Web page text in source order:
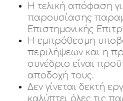
Η τελική απόφαση
παρουσίασης
Επιστημονικής
Η εμπρόθεσμη
περιλήψεων και η
συνέδριο είναι
αποδοχή τους.
Δεν γίνεται δεκτή
καλύπτει όλες τις